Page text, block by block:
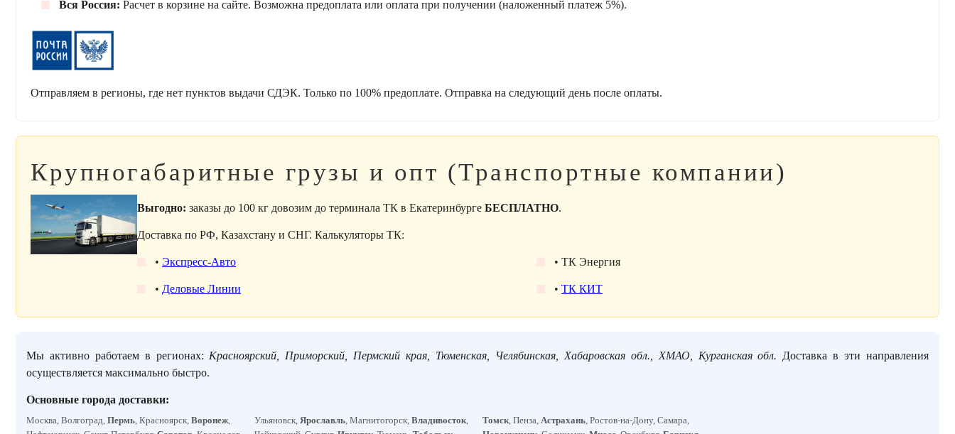
Вся Россия: Расчет в корзине на сайте. Возможна предоплата или оплата при получении (наложенный платеж 5%).
Отправляем в регионы, где нет пунктов выдачи СДЭК. Только по 100% предоплате. Отправка на следующий день после оплаты.
Крупногабаритные грузы и опт (Транспортные компании)
Выгодно: заказы до 100 кг довозим до терминала ТК в Екатеринбурге БЕСПЛАТНО.
Доставка по РФ, Казахстану и СНГ. Калькуляторы ТК:
• Экспресс-Авто
• Деловые Линии
• ТК Энергия
• ТК КИТ
Мы активно работаем в регионах: Красноярский, Приморский, Пермский края, Тюменская, Челябинская, Хабаровская обл., ХМАО, Курганская обл. Доставка в эти направления
осуществляется максимально быстро.
Основные города доставки:
Москва, Волгоград, Пермь , Красноярск, Воронеж Ульяновск, Ярославль, Магнитогорск, Владивосток,
Томск, Пенза, Астрахань, Ростов-на-Дону, Самара,